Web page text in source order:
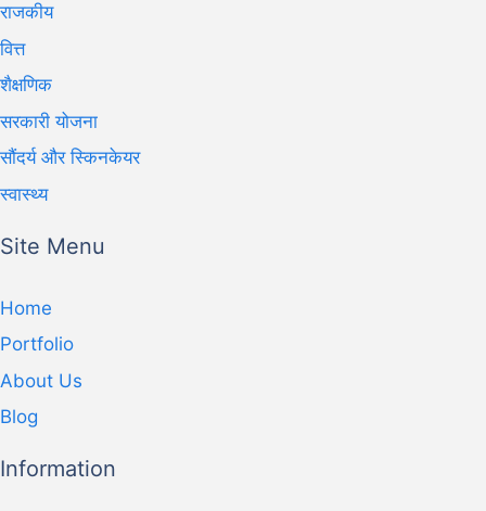
राजकीय
वित्त
शैक्षणिक
सरकारी योजना
सौंदर्य और स्किनकेयर
स्वास्थ्य
Site Menu
Home
Portfolio
About Us
Blog
Information